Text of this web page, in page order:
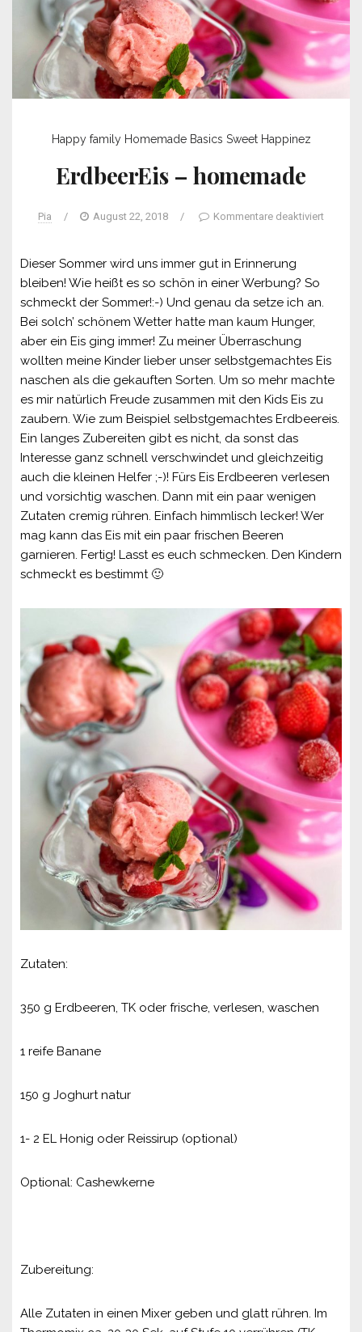
Happy family Homemade Basics Sweet Happinez
ErdbeerEis – homemade
Pia / August 22, 2018 / Kommentare deaktiviert
Dieser Sommer wird uns immer gut in Erinnerung
bleiben! Wie heißt es so schön in einer Werbung? So
schmeckt der Sommer!:-) Und genau da setze ich an.
Bei solch’ schönem Wetter hatte man kaum Hunger,
aber ein Eis ging immer! Zu meiner Überraschung
wollten meine Kinder lieber unser selbstgemachtes Eis
naschen als die gekauften Sorten. Um so mehr machte
es mir natürlich Freude zusammen mit den Kids Eis zu
zaubern. Wie zum Beispiel selbstgemachtes Erdbeereis.
Ein langes Zubereiten gibt es nicht, da sonst das
Interesse ganz schnell verschwindet und gleichzeitig
auch die kleinen Helfer ;-)! Fürs Eis Erdbeeren verlesen
und vorsichtig waschen. Dann mit ein paar wenigen
Zutaten cremig rühren. Einfach himmlisch lecker! Wer
mag kann das Eis mit ein paar frischen Beeren
garnieren. Fertig! Lasst es euch schmecken. Den Kindern
schmeckt es bestimmt 🙂
Zutaten:
350 g Erdbeeren, TK oder frische, verlesen, waschen
1 reife Banane
150 g Joghurt natur
1- 2 EL Honig oder Reissirup (optional)
Optional: Cashewkerne
Zubereitung:
Alle Zutaten in einen Mixer geben und glatt rühren. Im